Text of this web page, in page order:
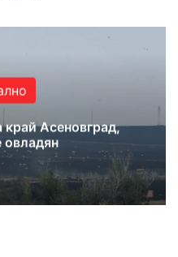
край Асеновград,
овладян